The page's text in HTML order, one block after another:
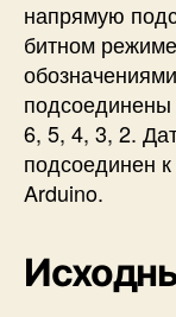
напрямую
битном
6, 5, 4, 3, 2.
подсоединен
Arduino.